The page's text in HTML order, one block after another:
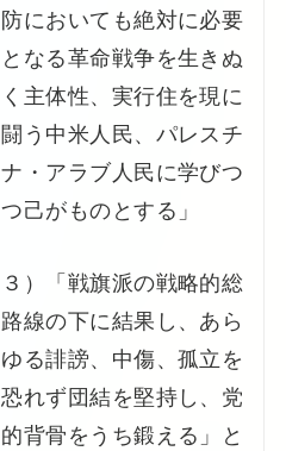
防においても絶対に必要
となる革命戦争を生きぬ
く主体性、実行住を現に
闘う中米人民、パレスチ
ナ・アラブ人民に学びつ
つ己がものとする」
３）「戦旗派の戦略的総
路線の下に結果し、あら
ゆる誹謗、中傷、孤立を
恐れず団結を堅持し、党
的背骨をうち鍛える」と